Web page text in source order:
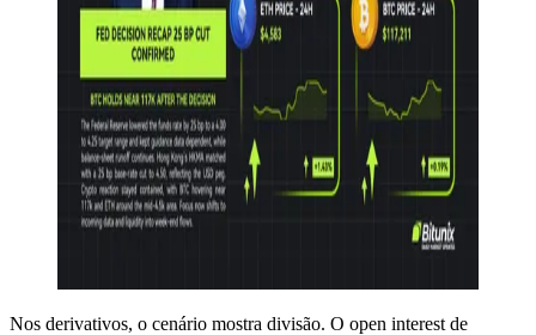
Nos derivativos, o cenário mostra divisão. O open interest de